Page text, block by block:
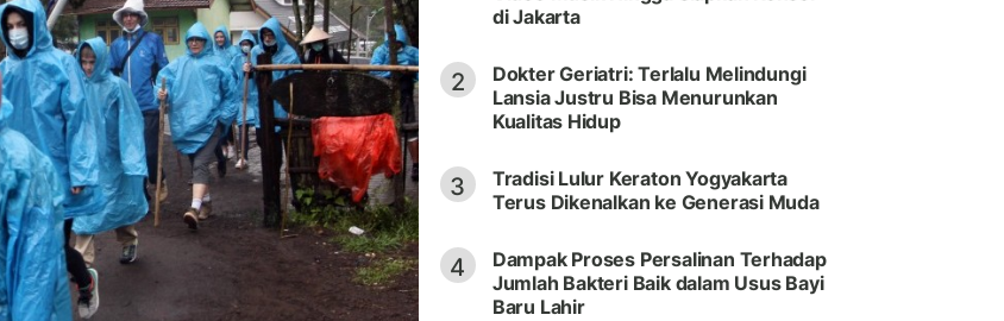
di Jakarta
2
Dokter Geriatri: Terlalu Melindungi
Lansia Justru Bisa Menurunkan
Kualitas Hidup
3
Tradisi Lulur Keraton Yogyakarta
Terus Dikenalkan ke Generasi Muda
4
Dampak Proses Persalinan Terhadap
Jumlah Bakteri Baik dalam Usus Bayi
Baru Lahir